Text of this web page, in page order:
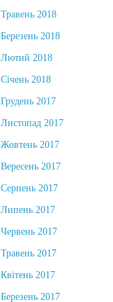
Травень 2018
Березень 2018
Лютий 2018
Січень 2018
Грудень 2017
Листопад 2017
Жовтень 2017
Вересень 2017
Серпень 2017
Липень 2017
Червень 2017
Травень 2017
Квітень 2017
Березень 2017